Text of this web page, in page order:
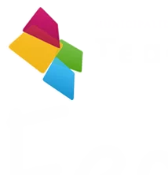
contenido